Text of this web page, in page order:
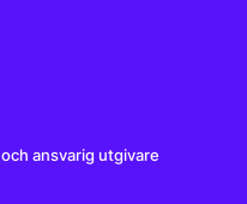
ansvarig utgivare